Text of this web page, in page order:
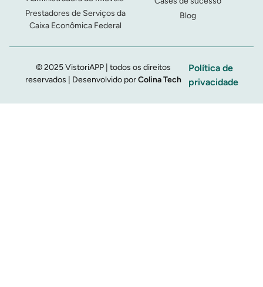
Prestadores de Serviços da
Caixa Econômica Federal
Blog
© 2025 VistoriAPP | todos os direitos
reservados | Desenvolvido porColina Tech
Política de
privacidade